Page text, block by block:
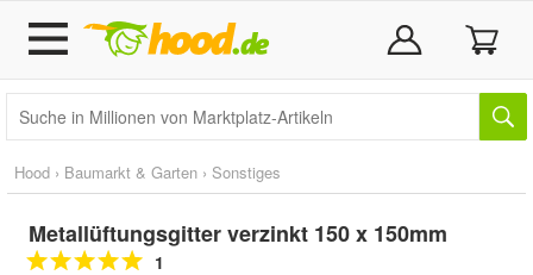
Hood › Baumarkt & Garten › Sonstiges
Metallüftungsgitter verzinkt 150 x 150mm
1